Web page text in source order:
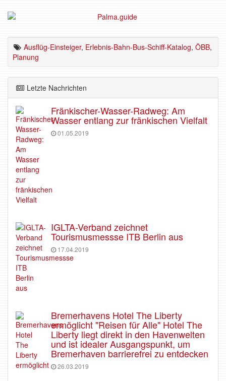
Ausflüg-Einsteiger, Erlebnis-Bahn-Bus-Schiff-Katalog, ÖBB,
Planung
Letzte Nachrichten
Fränkischer-Wasser-Radweg: Am
Wasser entlang zur fränkischen Vielfalt
01.05.2019
IGLTA-Verband zeichnet
Tourismusmessse ITB Berlin aus
17.04.2019
Bremerhavens Hotel The Liberty
ermöglicht "Reisen für Alle" Hotel The
Liberty liegt direkt in den Havenwelten
und ist idealer Ausgangspunkt, um
Bremerhaven barrierefrei zu entdecken
26.03.2019